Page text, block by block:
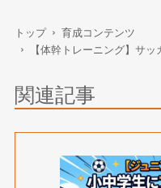
トップ
育成コンテンツ
【体幹トレーニング】サ
関連記事